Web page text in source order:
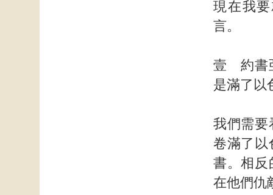
現在我
言。
壹 約書
是滿了以
我們需要
卷滿了以
書。相反
在他們仇